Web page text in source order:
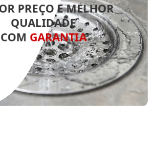
PREÇO E MELHOR
QUALIDADE
COM GARANTIA